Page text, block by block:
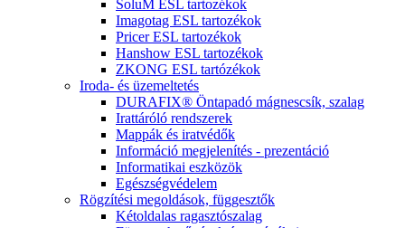
SoluM ESL tartozékok
Imagotag ESL tartozékok
Pricer ESL tartozékok
Hanshow ESL tartozékok
ZKONG ESL tartózékok
Iroda- és üzemeltetés
DURAFIX® Öntapadó mágnescsík, szalag
Irattáróló rendszerek
Mappák és iratvédők
Információ megjelenítés - prezentáció
Informatikai eszközök
Egészségvédelem
Rögzítési megoldások, függesztők
Kétoldalas ragasztószalag